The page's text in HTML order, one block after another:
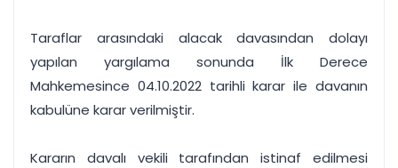
Taraflar arasındaki alacak davasından dolayı
yapılan yargılama sonunda İlk Derece
Mahkemesince 04.10.2022 tarihli karar ile davanın
kabulüne karar verilmiştir.
Kararın davalı vekili tarafından istinaf edilmesi